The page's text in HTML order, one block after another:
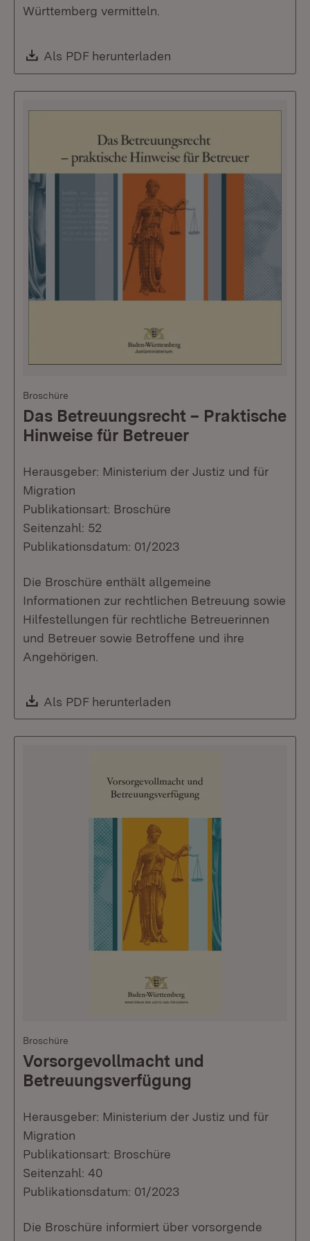
Württemberg vermitteln.
Download:
Als PDF herunterladen
Broschüre
Das Betreuungsrecht – Praktische
Hinweise für Betreuer
Herausgeber: Ministerium der Justiz und für
Migration
Publikationsart: Broschüre
Seitenzahl: 52
Publikationsdatum: 01/2023
Die Broschüre enthält allgemeine
Informationen zur rechtlichen Betreuung sowie
Hilfestellungen für rechtliche Betreuerinnen
und Betreuer sowie Betroffene und ihre
Angehörigen.
Download:
Als PDF herunterladen
Broschüre
Vorsorgevollmacht und
Betreuungsverfügung
Herausgeber: Ministerium der Justiz und für
Migration
Publikationsart: Broschüre
Seitenzahl: 40
Publikationsdatum: 01/2023
Die Broschüre informiert über vorsorgende